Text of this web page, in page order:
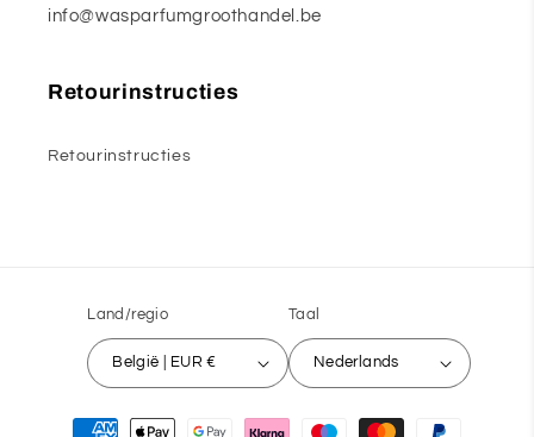
info@wasparfumgroothandel.be
Retourinstructies
Retourinstructies
Land/regio
België | EUR €
Taal
Nederlands
Betaalmethoden